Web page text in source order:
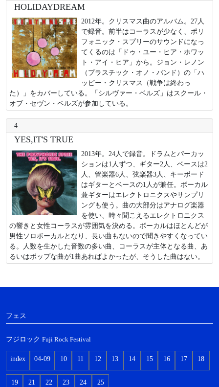
HOLIDAYDREAM
2012年。クリスマス曲のアルバム。27人
で録音。前半はコーラスが少なく、ポリ
フォニック・スプリーのサウンドになっ
てくるのは「ドゥ・ユー・ヒア・ホワッ
ト・アイ・ヒア」から。ジョン・レノン
（プラスチック・オノ・バンド）の「ハ
ッピー・クリスマス（戦争は終わっ
た）」をカバーしている。「シルヴァー・ベルズ」はスクール・
オブ・セヴン・ベルズが参加している。
4
YES,IT'S TRUE
2013年。24人で録音。ドラムとパーカッ
ションは1人ずつ、ギター2人、ベースは2
人、管楽器6人、弦楽器3人、キーボード
はギターとベースの1人が兼任。ボーカル
兼ギターはエレクトロニクスやサンプリ
ングも使う。曲の大部分はアナログ楽器
を使い、時々聞こえるエレクトロニクス
の響きと女性コーラスが雰囲気を決める。ボーカルはほとんどが
男性ソロボーカルとなり、長い曲もないので聞きやすくなってい
る。人数を生かした音数の多い曲、コーラスが主体となる曲、あ
るいはポップな曲が1曲あればよかったが、そうした曲はない。
フェス
フジロック Fuji Rock Festival
index 04-09 10 11 12 13 14 15 16 17 18
19 21 22 23 24 25